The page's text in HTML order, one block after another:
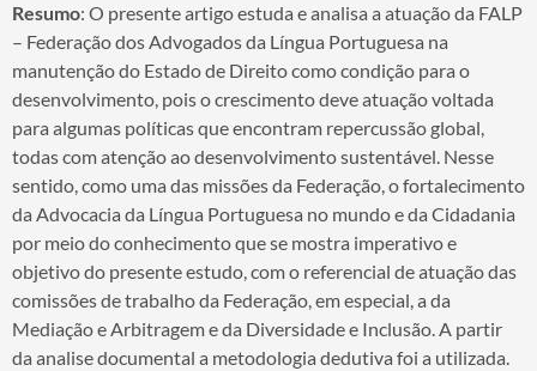
Resumo: O presente artigo estuda e analisa a atuação da FALP
– Federação dos Advogados da Língua Portuguesa na
manutenção do Estado de Direito como condição para o
desenvolvimento, pois o crescimento deve atuação voltada
para algumas políticas que encontram repercussão global,
todas com atenção ao desenvolvimento sustentável. Nesse
sentido, como uma das missões da Federação, o fortalecimento
da Advocacia da Língua Portuguesa no mundo e da Cidadania
por meio do conhecimento que se mostra imperativo e
objetivo do presente estudo, com o referencial de atuação das
comissões de trabalho da Federação, em especial, a da
Mediação e Arbitragem e da Diversidade e Inclusão. A partir
da analise documental a metodologia dedutiva foi a utilizada.